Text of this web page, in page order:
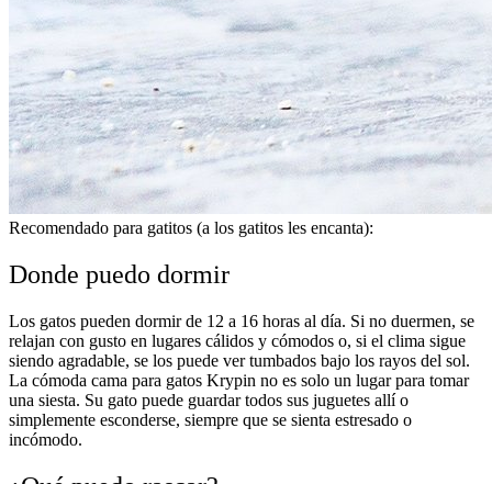
Recomendado para gatitos (a los gatitos les encanta):
Donde puedo dormir
Los gatos pueden dormir de 12 a 16 horas al día. Si no duermen, se
relajan con gusto en lugares cálidos y cómodos o, si el clima sigue
siendo agradable, se los puede ver tumbados bajo los rayos del sol.
La cómoda cama para gatos Krypin no es solo un lugar para tomar
una siesta. Su gato puede guardar todos sus juguetes allí o
simplemente esconderse, siempre que se sienta estresado o
incómodo.